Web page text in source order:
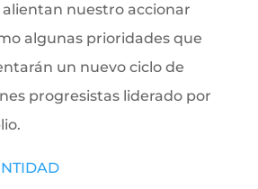
nuestro accionar
algunas prioridades que
un nuevo ciclo de
progresistas liderado por